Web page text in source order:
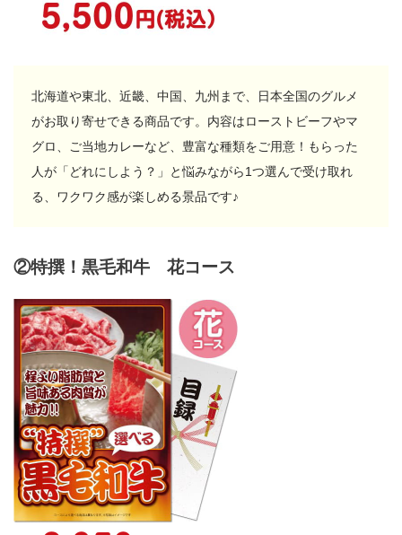
北海道や東北、近畿、中国、九州まで、日本全国のグルメ
がお取り寄せできる商品です。内容はローストビーフやマ
グロ、ご当地カレーなど、豊富な種類をご用意！もらった
人が「どれにしよう？」と悩みながら1つ選んで受け取れ
る、ワクワク感が楽しめる景品です♪
②特撰！黒毛和牛 花コース